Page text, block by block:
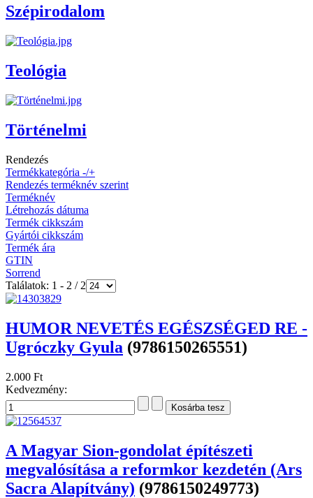
Szépirodalom
Teológia
Történelmi
Rendezés
Termékkategória -/+
Rendezés terméknév szerint
Terméknév
Létrehozás dátuma
Termék cikkszám
Gyártói cikkszám
Termék ára
GTIN
Sorrend
Találatok: 1 - 2 / 2
HUMOR NEVETÉS EGÉSZSÉGED RE -
Ugróczky Gyula (9786150265551)
2.000 Ft
Kedvezmény:
A Magyar Sion-gondolat építészeti
megvalósítása a reformkor kezdetén (Ars
Sacra Alapítvány) (9786150249773)